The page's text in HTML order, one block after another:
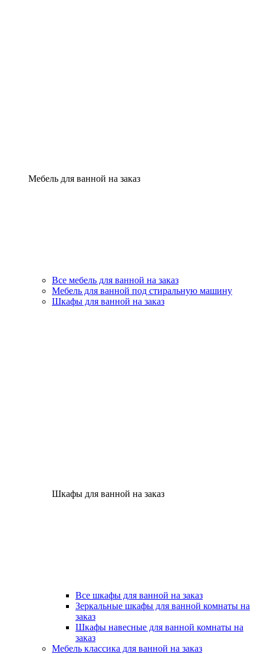
Мебель для ванной на заказ
Все мебель для ванной на заказ
Мебель для ванной под стиральную машину
Шкафы для ванной на заказ
Шкафы для ванной на заказ
Все шкафы для ванной на заказ
Зеркальные шкафы для ванной комнаты на
заказ
Шкафы навесные для ванной комнаты на
заказ
Мебель классика для ванной на заказ